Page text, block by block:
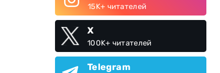
15K+ читателей
X
100K+ читателей
Telegram